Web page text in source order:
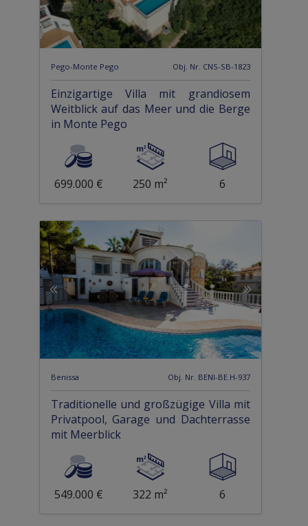
Pego-Monte Pego Obj. Nr. CNS-SB-1823
Einzigartige Villa mit grandiosem
Weitblick auf das Meer und die Berge
in Monte Pego
699.000 € 250 m² 6
Benissa Obj. Nr. BENI-BE.H-937
Traditionelle und großzügige Villa mit
Privatpool, Garage und Dachterrasse
mit Meerblick
549.000 € 322 m² 6